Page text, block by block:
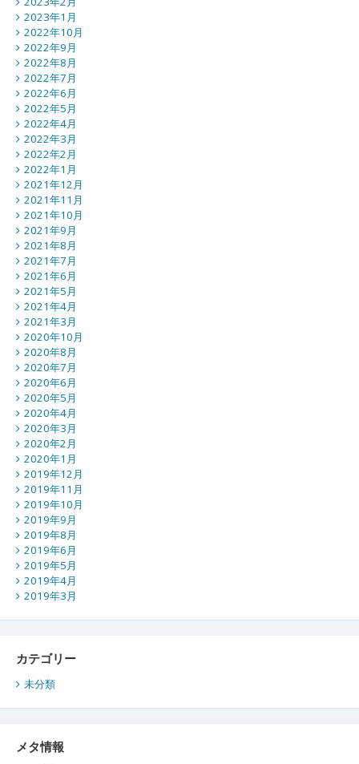
2023年1月
2022年10月
2022年9月
2022年8月
2022年7月
2022年6月
2022年5月
2022年4月
2022年3月
2022年2月
2022年1月
2021年12月
2021年11月
2021年10月
2021年9月
2021年8月
2021年7月
2021年6月
2021年5月
2021年4月
2021年3月
2020年10月
2020年8月
2020年7月
2020年6月
2020年5月
2020年4月
2020年3月
2020年2月
2020年1月
2019年12月
2019年11月
2019年10月
2019年9月
2019年8月
2019年6月
2019年5月
2019年4月
2019年3月
カテゴリー
未分類
メタ情報